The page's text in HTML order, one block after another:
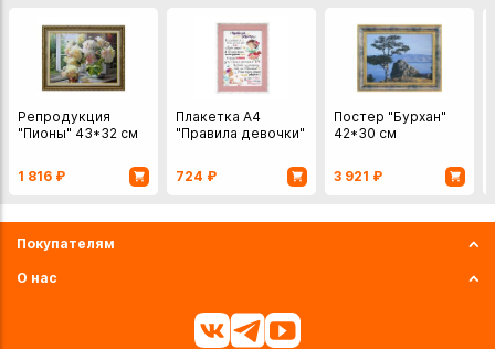
Репродукция
"Пионы" 43*32 см
1 816 ₽
Плакетка А4
"Правила девочки"
724 ₽
Постер "Бурхан"
42*30 см
3 921 ₽
Покупателям
О нас